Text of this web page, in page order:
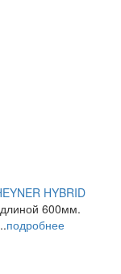
HYBRID
длиной 600мм.
подробнее